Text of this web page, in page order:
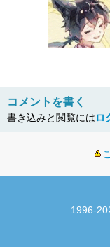
コメントを書く
書き込みと閲覧にはロ
1996-